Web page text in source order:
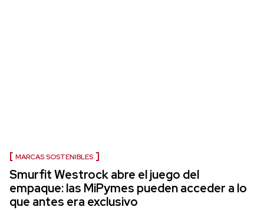
MARCAS SOSTENIBLES
Smurfit Westrock abre el juego del
empaque: las MiPymes pueden acceder a lo
que antes era exclusivo